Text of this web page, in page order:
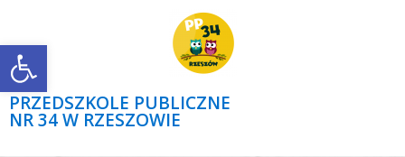
Open toolbar
PRZEDSZKOLE PUBLICZNE
NR 34 W RZESZOWIE